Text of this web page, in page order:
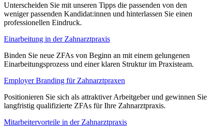
Unterscheiden Sie mit unseren Tipps die passenden von den
weniger passenden Kandidat:innen und hinterlassen Sie einen
professionellen Eindruck.
Einarbeitung in der Zahnarztpraxis
Binden Sie neue ZFAs von Beginn an mit einem gelungenen
Einarbeitungsprozess und einer klaren Struktur im Praxisteam.
Employer Branding für Zahnarztpraxen
Positionieren Sie sich als attraktiver Arbeitgeber und gewinnen Sie
langfristig qualifizierte ZFAs für Ihre Zahnarztpraxis.
Mitarbeitervorteile in der Zahnarztpraxis